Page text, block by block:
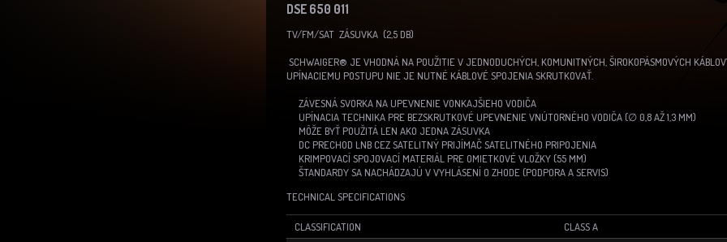
DSE 650 011
TV/FM/SAT ZÁSUVKA (2,5 DB)
SCHWAIGER® JE VHODNÁ NA POUŽITIE V JEDNODUCHÝCH, KOMUNITNÝCH, ŠIROKOPÁSMOVÝCH
UPÍNACIEMU POSTUPU NIE JE NUTNÉ KÁBLOVÉ SPOJENIA SKRUTKOVAŤ.
ZÁVESNÁ SVORKA NA UPEVNENIE VONKAJŠIEHO VODIČA
UPÍNACIA TECHNIKA PRE BEZSKRUTKOVÉ UPEVNENIE VNÚTORNÉHO VODIČA (∅ 0,8 AŽ 1,3 MM)
MÔŽE BYŤ POUŽITÁ LEN AKO JEDNA ZÁSUVKA
DC PRECHOD LNB CEZ SATELITNÝ PRIJÍMAČ SATELITNÉHO PRIPOJENIA
KRIMPOVACÍ SPOJOVACÍ MATERIÁL PRE OMIETKOVÉ VLOŽKY (55 MM)
ŠTANDARDY SA NACHÁDZAJÚ V VYHLÁSENÍ O ZHODE (PODPORA A SERVIS)
TECHNICAL SPECIFICATIONS
CLASSIFICATION
CLASS A